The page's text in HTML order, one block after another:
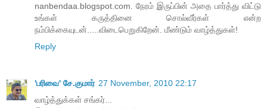
nanbendaa.blogspot.com. நேரம் இருப்பின் அதை பார்த்து விட்டு
உங்கள் கருத்தினை சொல்வீர்கள் என்ற
நம்பிக்கையுடன்.....விடைபெறுகிறேன். மீண்டும் வாழ்த்துகள்!
Reply
'பரிவை' சே.குமார் 27 November, 2010 22:17
வாழ்த்துக்கள் சங்கர்...